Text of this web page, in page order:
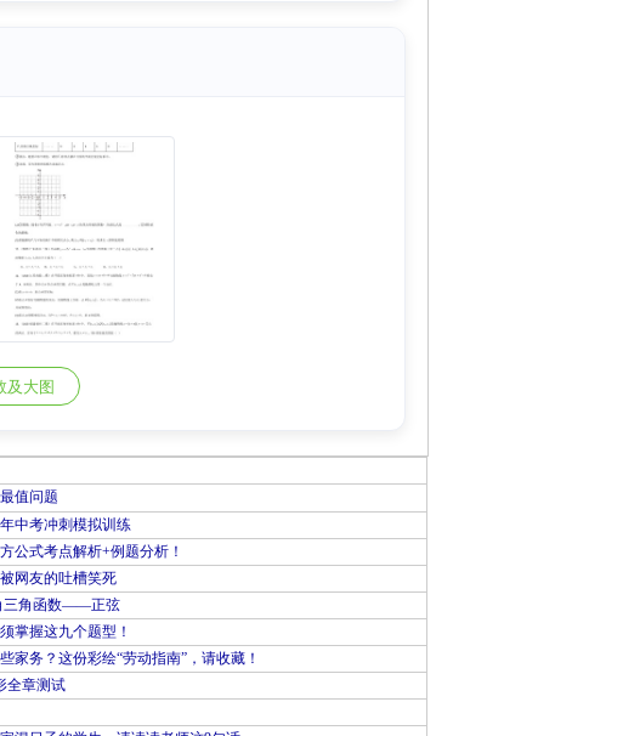
及大图
值问题
中考冲刺模拟训练
公式考点解析+例题分析！
网友的吐槽笑死
三角函数——正弦
掌握这九个题型！
家务？这份彩绘“劳动指南”，请收藏！
全章测试